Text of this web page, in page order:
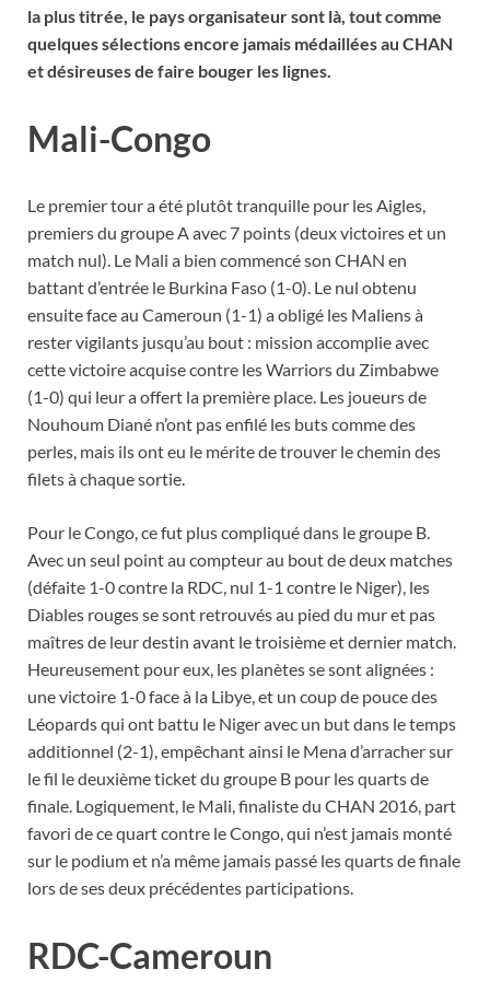
la plus titrée, le pays organisateur sont là, tout comme
quelques sélections encore jamais médaillées au CHAN
et désireuses de faire bouger les lignes.
Mali-Congo
Le premier tour a été plutôt tranquille pour les Aigles,
premiers du groupe A avec 7 points (deux victoires et un
match nul). Le Mali a bien commencé son CHAN en
battant d’entrée le Burkina Faso (1-0). Le nul obtenu
ensuite face au Cameroun (1-1) a obligé les Maliens à
rester vigilants jusqu’au bout : mission accomplie avec
cette victoire acquise contre les Warriors du Zimbabwe
(1-0) qui leur a offert la première place. Les joueurs de
Nouhoum Diané n’ont pas enfilé les buts comme des
perles, mais ils ont eu le mérite de trouver le chemin des
filets à chaque sortie.
Pour le Congo, ce fut plus compliqué dans le groupe B.
Avec un seul point au compteur au bout de deux matches
(défaite 1-0 contre la RDC, nul 1-1 contre le Niger), les
Diables rouges se sont retrouvés au pied du mur et pas
maîtres de leur destin avant le troisième et dernier match.
Heureusement pour eux, les planètes se sont alignées :
une victoire 1-0 face à la Libye, et un coup de pouce des
Léopards qui ont battu le Niger avec un but dans le temps
additionnel (2-1), empêchant ainsi le Mena d’arracher sur
le fil le deuxième ticket du groupe B pour les quarts de
finale. Logiquement, le Mali, finaliste du CHAN 2016, part
favori de ce quart contre le Congo, qui n’est jamais monté
sur le podium et n’a même jamais passé les quarts de finale
lors de ses deux précédentes participations.
RDC-Cameroun